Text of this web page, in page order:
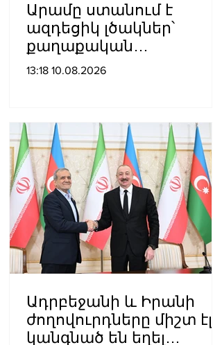
Արամը ստանում է
ազդեցիկ լծակներ՝
քաղաքական
ճնշումներն ու
հանրության
ուշադրությունը
հրավիրելու և հայ
ժողովրդի արժեքային
համակարգը
պաշտպանելու համար
13:18 10.08.2026
Ադրբեջանի և Իրանի
ժողովուրդները միշտ էլ
կանգնած են եղել